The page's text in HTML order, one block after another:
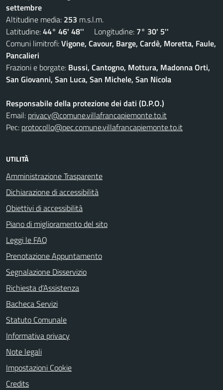
settembre
Altitudine media: 253 m.s.l.m.
Latitudine:44° 46' 48'' Longitudine: 7° 30' 5''
Comuni limitrofi:Vigone, Cavour, Barge, Cardè, Moretta, Faule,
Pancalieri
Frazioni e borgate: Bussi, Cantogno, Mottura, Madonna Orti,
San Giovanni, San Luca, San Michele, San Nicola
Responsabile della protezione dei dati (D.P.O.)
Email: privacy@comune.villafrancapiemonte.to.it
Pec: protocollo@pec.comune.villafrancapiemonte.to.it
UTILITÀ
Amministrazione Trasparente
Dichiarazione di accessibilità
Obiettivi di accessibilità
Piano di miglioramento del sito
Leggi le FAQ
Prenotazione Appuntamento
Segnalazione Disservizio
Richiesta d'Assistenza
Bacheca Servizi
Statuto Comunale
Informativa privacy
Note legali
Impostazioni Cookie
Credits